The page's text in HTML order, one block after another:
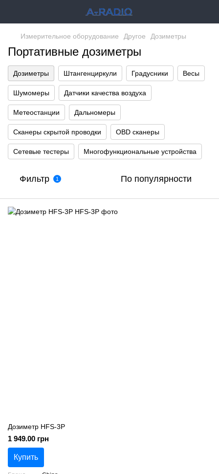
Измерительное оборудование Другое Дозиметры
Портативные дозиметры
Дозиметры Штангенциркули Градусники Весы
Шумомеры Датчики качества воздуха
Метеостанции Дальномеры
Сканеры скрытой проводки OBD сканеры
Сетевые тестеры Многофункциональные устройства
Фильтр 1 По популярности
Дозиметр HFS-3P
1 949.00 грн
Купить